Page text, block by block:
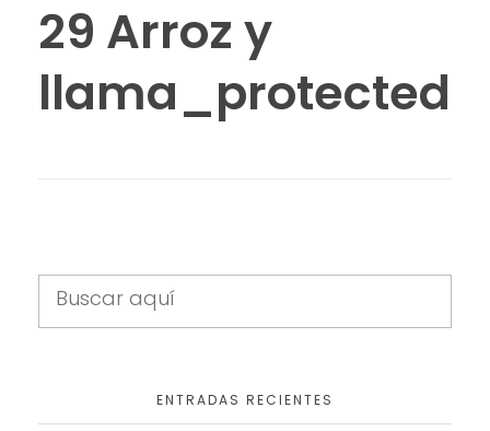
29 Arroz y
llama_protected
ENTRADAS RECIENTES